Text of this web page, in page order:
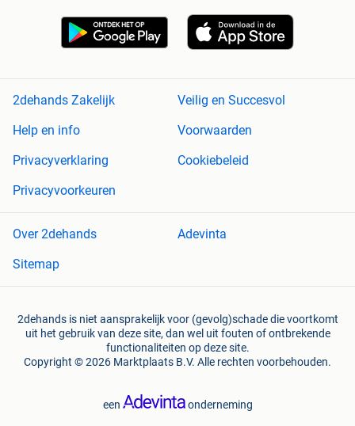
2dehands Zakelijk
Veilig en Succesvol
Help en info
Voorwaarden
Privacyverklaring
Cookiebeleid
Privacyvoorkeuren
Over 2dehands
Adevinta
Sitemap
2dehands is niet aansprakelijk voor (gevolg)schade die voortkomt
uit het gebruik van deze site, dan wel uit fouten of ontbrekende
functionaliteiten op deze site.
Copyright © 2026 Marktplaats B.V. Alle rechten voorbehouden.
een onderneming